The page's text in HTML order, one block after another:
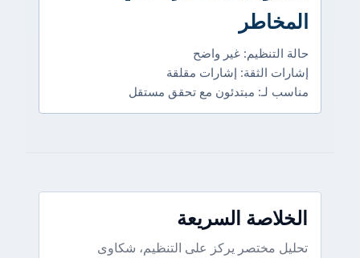
المخاطر
حالة التنظيم: غير واضح
إشارات الثقة: إشارات مقلقة
مناسب لـ: مبتدئون مع تحقق مستقل
الخلاصة السريعة
تحليل مختصر يركز على التنظيم، شكاوى